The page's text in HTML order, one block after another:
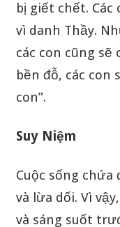
bị giết chết.
vì danh Thầy.
các con cũng sẽ
bền đỗ, các con
con”.
Suy Niệm
Cuộc sống
và lừa dối. Vì
và sáng suốt